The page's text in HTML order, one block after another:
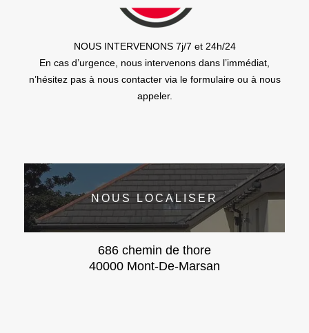
NOUS INTERVENONS 7j/7 et 24h/24
En cas d’urgence, nous intervenons dans l’immédiat,
n’hésitez pas à nous contacter via le formulaire ou à nous
appeler.
NOUS LOCALISER
686 chemin de thore
40000 Mont-De-Marsan